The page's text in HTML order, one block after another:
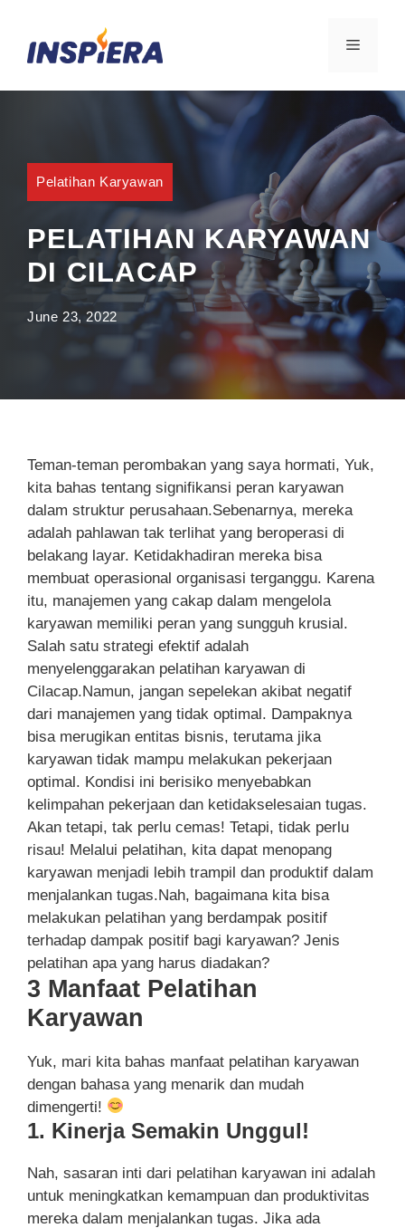
content
MENU
Pelatihan Karyawan
PELATIHAN KARYAWAN
DI CILACAP
June 23, 2022
Teman-teman perombakan yang saya hormati, Yuk,
kita bahas tentang signifikansi peran karyawan
dalam struktur perusahaan.Sebenarnya, mereka
adalah pahlawan tak terlihat yang beroperasi di
belakang layar. Ketidakhadiran mereka bisa
membuat operasional organisasi terganggu. Karena
itu, manajemen yang cakap dalam mengelola
karyawan memiliki peran yang sungguh krusial.
Salah satu strategi efektif adalah
menyelenggarakan pelatihan karyawan di
Cilacap.Namun, jangan sepelekan akibat negatif
dari manajemen yang tidak optimal. Dampaknya
bisa merugikan entitas bisnis, terutama jika
karyawan tidak mampu melakukan pekerjaan
optimal. Kondisi ini berisiko menyebabkan
kelimpahan pekerjaan dan ketidakselesaian tugas.
Akan tetapi, tak perlu cemas! Tetapi, tidak perlu
risau! Melalui pelatihan, kita dapat menopang
karyawan menjadi lebih trampil dan produktif dalam
menjalankan tugas.Nah, bagaimana kita bisa
melakukan pelatihan yang berdampak positif
terhadap dampak positif bagi karyawan? Jenis
pelatihan apa yang harus diadakan?
3 Manfaat Pelatihan
Karyawan
Yuk, mari kita bahas manfaat pelatihan karyawan
dengan bahasa yang menarik dan mudah
dimengerti!
1. Kinerja Semakin Unggul!
Nah, sasaran inti dari pelatihan karyawan ini adalah
untuk meningkatkan kemampuan dan produktivitas
mereka dalam menjalankan tugas. Jika ada